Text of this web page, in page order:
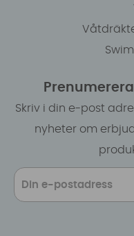
Skriv i din e-post
nyheter om